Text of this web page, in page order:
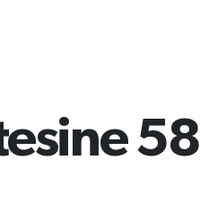
58